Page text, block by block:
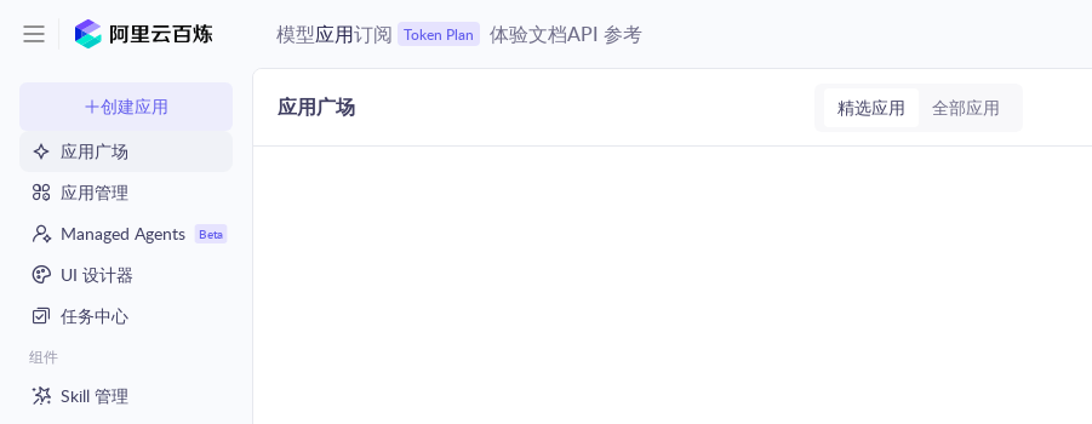
模型应用订阅 Token Plan 体验文档API 参考
创建应用
应用广场
应用管理
Managed Agents
Beta
UI 设计器
任务中心
组件
Skill 管理
应用广场 精选应用 全部应用